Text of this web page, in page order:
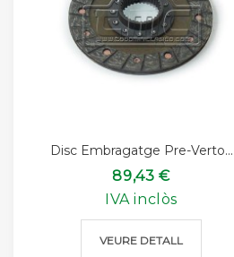
Disc Embragatge Pre-Verto...
89,43 €
IVA inclòs
VEURE DETALL